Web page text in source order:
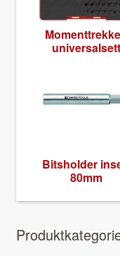
uni­ver­salsett
Bit­sh­old­er
80mm